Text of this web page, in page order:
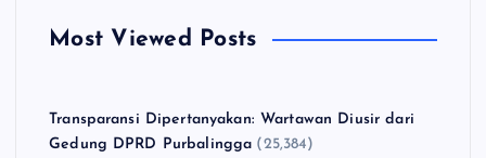
Most Viewed Posts
Transparansi Dipertanyakan: Wartawan Diusir dari
Gedung DPRD Purbalingga (25,384)